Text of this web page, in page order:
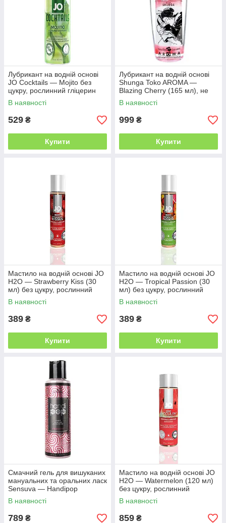
Лубрикант на водній основі
JO Cocktails — Mojito без
цукру, рослинний гліцерин
(60 мл)
В наявності
529 ₴
Купити
Лубрикант на водній основі
Shunga Toko AROMA —
Blazing Cherry (165 мл), не
містить цукру
В наявності
999 ₴
Купити
Мастило на водній основі JO
H2O — Strawberry Kiss (30
мл) без цукру, рослинний
гліцерин
В наявності
389 ₴
Купити
Мастило на водній основі JO
H2O — Tropical Passion (30
мл) без цукру, рослинний
гліцерин
В наявності
389 ₴
Купити
Смачний гель для вишуканих
мануальних та оральних ласк
Sensuva — Handipop
Strawberry (125 мл)
В наявності
789 ₴
Мастило на водній основі JO
H2O — Watermelon (120 мл)
без цукру, рослинний
гліцерин
В наявності
859 ₴